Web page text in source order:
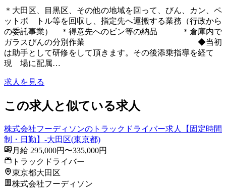
＊大田区、目黒区、その他の地域を回って、びん、カン、ペ
ットボ トル等を回収し、指定先へ運搬する業務（行政から
の委託事業） ＊得意先へのビン等の納品 ＊倉庫内で
ガラスびんの分別作業 ◆当初
は助手として研修をして頂きます。その後添乗指導を経て
現 場に配属…
求人を見る
この求人と似ている求人
株式会社フーディソンのトラックドライバー求人【固定時間
制・日勤】-大田区(東京都)
月給 295,000円〜335,000円
トラックドライバー
東京都大田区
株式会社フーディソン